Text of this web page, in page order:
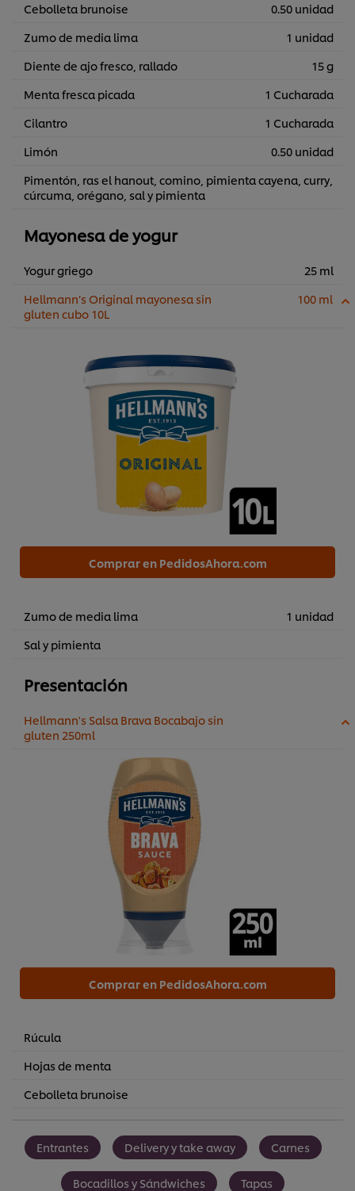
Cebolleta brunoise
0.50 unidad
Zumo de media lima
1 unidad
Diente de ajo fresco, rallado
15 g
Menta fresca picada
1 Cucharada
Cilantro
1 Cucharada
Limón
0.50 unidad
Pimentón, ras el hanout, comino, pimienta cayena, curry,
cúrcuma, orégano, sal y pimienta
Mayonesa de yogur
Yogur griego
25 ml
Hellmann’s Original mayonesa sin
gluten cubo 10L
100 ml
Comprar en PedidosAhora.com
Zumo de media lima
1 unidad
Sal y pimienta
Presentación
Hellmann's Salsa Brava Bocabajo sin
gluten 250ml
Comprar en PedidosAhora.com
Rúcula
Hojas de menta
Cebolleta brunoise
Entrantes Delivery y take away Carnes
Bocadillos y Sándwiches Tapas